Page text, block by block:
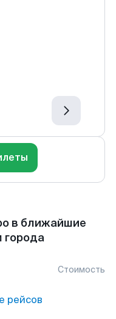
в ближайшие
города
Стоимость
рейсов